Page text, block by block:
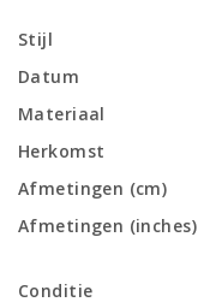
Stijl
Datum
Materiaal
Herkomst
Afmetingen (cm)
Afmetingen (inches)
Conditie